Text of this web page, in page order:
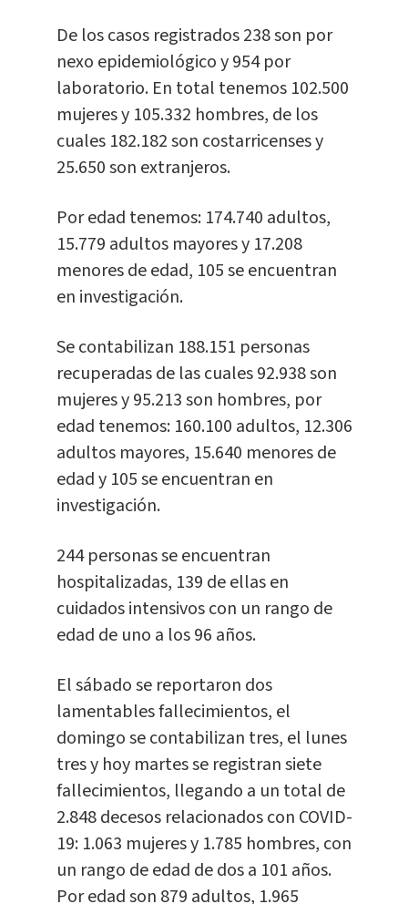
De los casos registrados 238 son por
nexo epidemiológico y 954 por
laboratorio. En total tenemos 102.500
mujeres y 105.332 hombres, de los
cuales 182.182 son costarricenses y
25.650 son extranjeros.
Por edad tenemos: 174.740 adultos,
15.779 adultos mayores y 17.208
menores de edad, 105 se encuentran
en investigación.
Se contabilizan 188.151 personas
recuperadas de las cuales 92.938 son
mujeres y 95.213 son hombres, por
edad tenemos: 160.100 adultos, 12.306
adultos mayores, 15.640 menores de
edad y 105 se encuentran en
investigación.
244 personas se encuentran
hospitalizadas, 139 de ellas en
cuidados intensivos con un rango de
edad de uno a los 96 años.
El sábado se reportaron dos
lamentables fallecimientos, el
domingo se contabilizan tres, el lunes
tres y hoy martes se registran siete
fallecimientos, llegando a un total de
2.848 decesos relacionados con COVID-
19: 1.063 mujeres y 1.785 hombres, con
un rango de edad de dos a 101 años.
Por edad son 879 adultos, 1.965